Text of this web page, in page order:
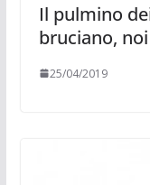
Il pulmino
bruciano,
25/04/2019